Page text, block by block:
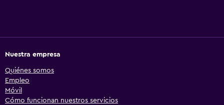
Nuestra empresa
Quiénes somos
Empleo
Móvil
Cómo funcionan nuestros servicios